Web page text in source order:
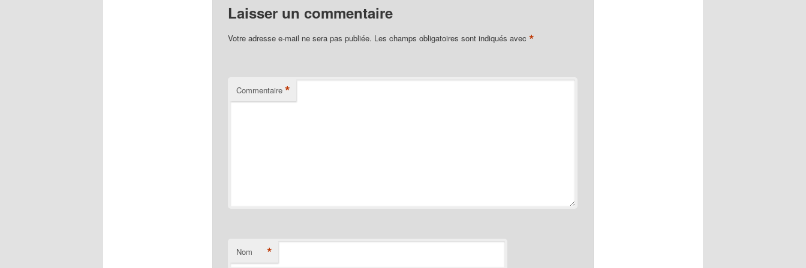
Laisser un commentaire
Votre adresse e-mail ne sera pas publiée. Les champs obligatoires sont indiqués avec *
Commentaire *
Nom *